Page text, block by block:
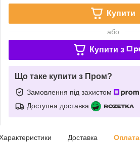
Купити
або
Купити з
Що таке купити з Пром?
Замовлення під захистом
Доступна доставка
Доставка Оплата